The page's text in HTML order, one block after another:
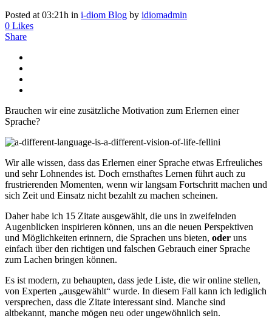
Posted at 03:21h in i-diom Blog by idiomadmin
0 Likes
Share
Brauchen wir eine zusätzliche Motivation zum Erlernen einer
Sprache?
Wir alle wissen, dass das Erlernen einer Sprache etwas Erfreuliches
und sehr Lohnendes ist. Doch ernsthaftes Lernen führt auch zu
frustrierenden Momenten, wenn wir langsam Fortschritt machen und
sich Zeit und Einsatz nicht bezahlt zu machen scheinen.
Daher habe ich 15 Zitate ausgewählt, die uns in zweifelnden
Augenblicken inspirieren können, uns an die neuen Perspektiven
und Möglichkeiten erinnern, die Sprachen uns bieten, oder uns
einfach über den richtigen und falschen Gebrauch einer Sprache
zum Lachen bringen können.
Es ist modern, zu behaupten, dass jede Liste, die wir online stellen,
von Experten „ausgewählt“ wurde. In diesem Fall kann ich lediglich
versprechen, dass die Zitate interessant sind. Manche sind
altbekannt, manche mögen neu oder ungewöhnlich sein.